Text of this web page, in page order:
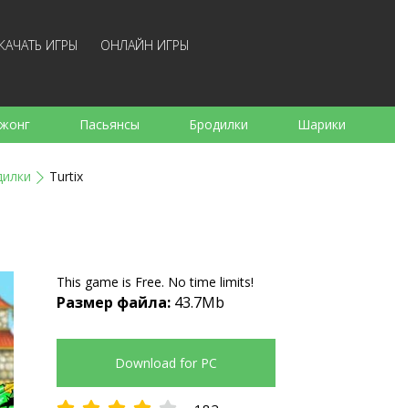
ИГРЫ ОНЛАЙН ИГРЫ
Пасьянсы Бродилки Шарики
Turtix
This game is Free. No time limits!
Размер файла: 43.7Mb
Download for PC